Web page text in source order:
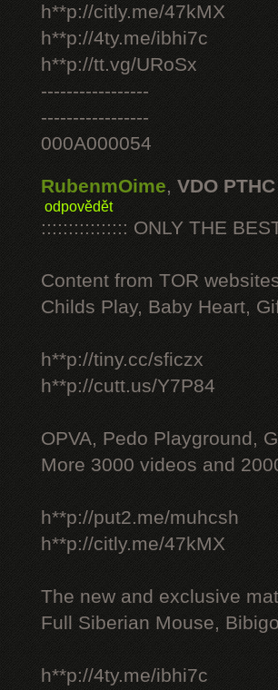
h**p://citly.me/47kMX
h**p://4ty.me/ibhi7c
h**p://tt.vg/URoSx
-----------------
-----------------
000A000054
RubenmOime, VDO
odpovědět
:::::::::::::::: ONLY THE
Content from TOR
Childs Play, Baby Heart,
h**p://tiny.cc/sficzx
h**p://cutt.us/Y7P84
OPVA, Pedo Playground,
More 3000 videos and
h**p://put2.me/muhcsh
h**p://citly.me/47kMX
The new and exclusive
Full Siberian Mouse,
h**p://4ty.me/ibhi7c